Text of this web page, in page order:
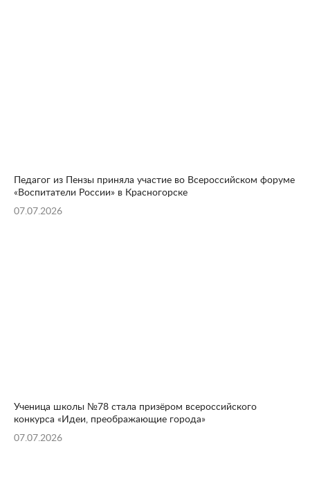
Педагог из Пензы приняла участие во Всероссийском форуме
«Воспитатели России» в Красногорске
07.07.2026
Ученица школы №78 стала призёром всероссийского
конкурса «Идеи, преображающие города»
07.07.2026